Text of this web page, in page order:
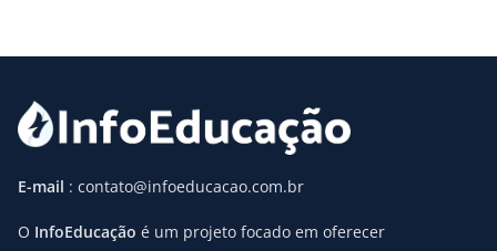
E-mail : contato@infoeducacao.com.br
O InfoEducação é um projeto focado em oferecer